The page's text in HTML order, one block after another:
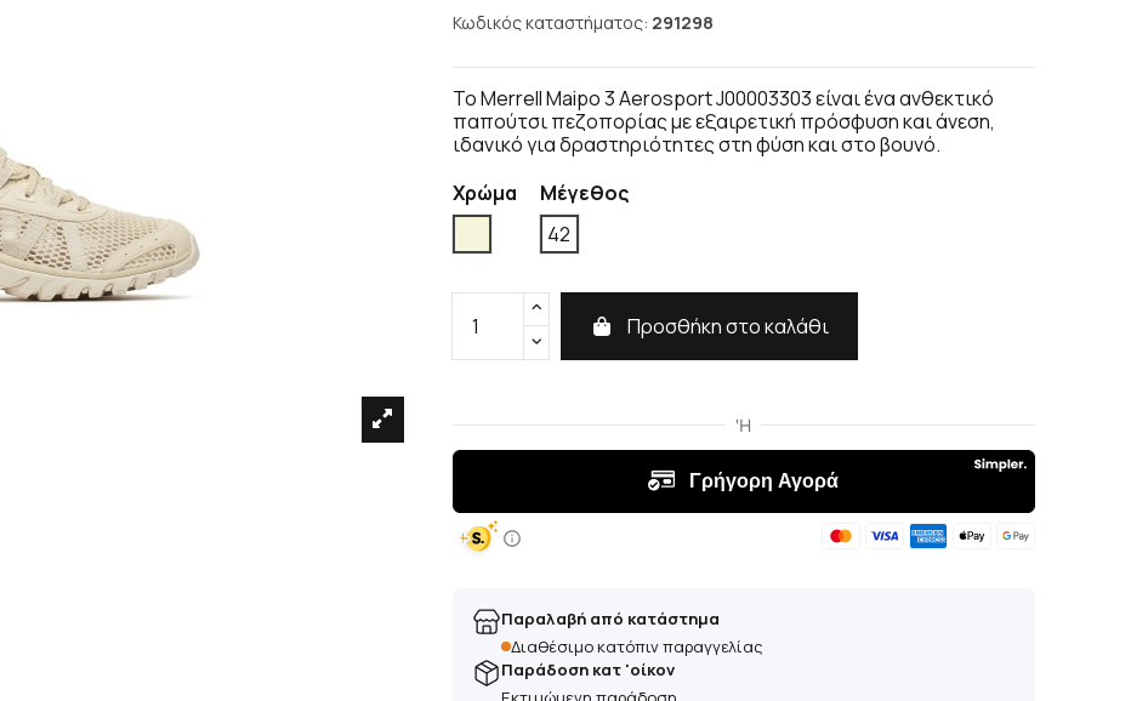
Κωδικός καταστήματος: 291298
Το Merrell Maipo 3 Aerosport J00003303 είναι ένα ανθεκτικό
παπούτσι πεζοπορίας με εξαιρετική πρόσφυση και άνεση,
ιδανικό για δραστηριότητες στη φύση και στο βουνό.
Χρώμα
Μέγεθος
42
Προσθήκη στο καλάθι
Παραλαβή από κατάστημα
Διαθέσιμο κατόπιν παραγγελίας
Παράδοση κατ 'οίκον